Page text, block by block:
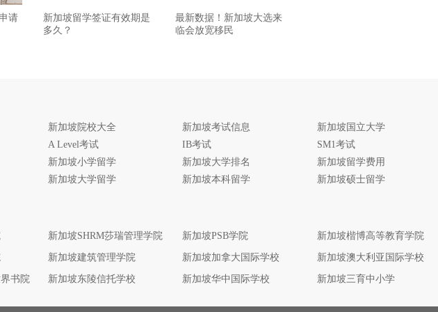
请
新加坡留学签证有效期是
多久？
最新数据！新加坡大选来
临会放宽移民
新加坡院校大全 新加坡考试信息 新加坡国立大学
A Level考试 IB考试 SM1考试
新加坡小学留学 新加坡大学排名 新加坡留学费用
新加坡大学留学 新加坡本科留学 新加坡硕士留学
新加坡SHRM莎瑞管理学院 新加坡PSB学院 新加坡楷博高等教育学院
新加坡建筑管理学院 新加坡加拿大国际学校 新加坡澳大利亚国际学校
书院 新加坡东陵信托学校 新加坡华中国际学校 新加坡三育中小学